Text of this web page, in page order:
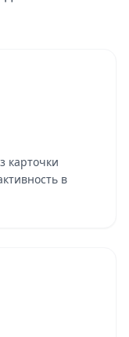
карточки
в